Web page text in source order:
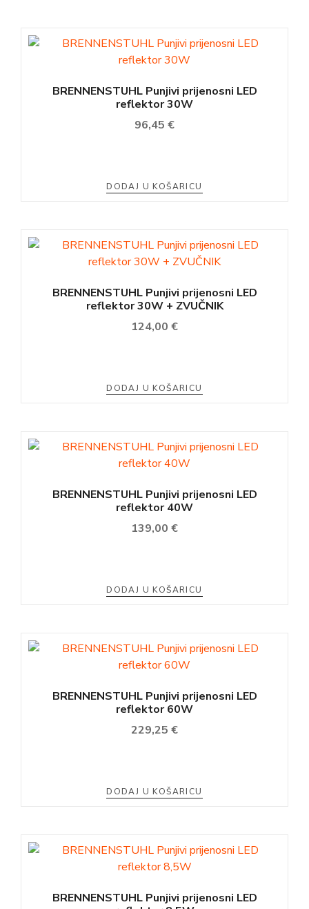
BRENNENSTUHL Punjivi prijenosni LED
reflektor 30W
96,45 €
DODAJ U KOŠARICU
BRENNENSTUHL Punjivi prijenosni LED
reflektor 30W + ZVUČNIK
124,00 €
DODAJ U KOŠARICU
BRENNENSTUHL Punjivi prijenosni LED
reflektor 40W
139,00 €
DODAJ U KOŠARICU
BRENNENSTUHL Punjivi prijenosni LED
reflektor 60W
229,25 €
DODAJ U KOŠARICU
BRENNENSTUHL Punjivi prijenosni LED